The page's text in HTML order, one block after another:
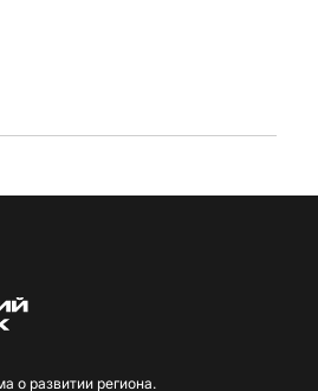
о развитии региона.